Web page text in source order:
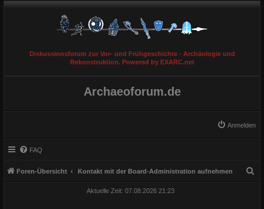
Diskussionsforum zur Vor- und Frühgeschichte - Archäologie und
Rekonstruktion. Powered by EXARC.net
Archaeoforum.de
Anmelden
FAQ
Foren-Übersicht Kontakt mit der Board-Administration aufnehmen
Aktuelle Zeit: 07.08.2026 21:23